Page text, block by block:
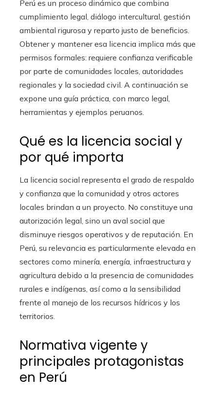
Perú es un proceso dinámico que combina
cumplimiento legal, diálogo intercultural, gestión
ambiental rigurosa y reparto justo de beneficios.
Obtener y mantener esa licencia implica más que
permisos formales: requiere confianza verificable
por parte de comunidades locales, autoridades
regionales y la sociedad civil. A continuación se
expone una guía práctica, con marco legal,
herramientas y ejemplos peruanos.
Qué es la licencia social y
por qué importa
La licencia social representa el grado de respaldo
y confianza que la comunidad y otros actores
locales brindan a un proyecto. No constituye una
autorización legal, sino un aval social que
disminuye riesgos operativos y de reputación. En
Perú, su relevancia es particularmente elevada en
sectores como minería, energía, infraestructura y
agricultura debido a la presencia de comunidades
rurales e indígenas, así como a la sensibilidad
frente al manejo de los recursos hídricos y los
territorios.
Normativa vigente y
principales protagonistas
en Perú